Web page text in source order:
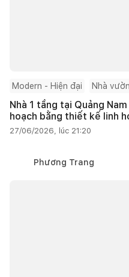
Modern - Hiện đại Nhà vườn
Nhà 1 tầng tại Quảng
hoạch bằng thiết kế linh
27/06/2026, lúc 21:20
Phương Trang